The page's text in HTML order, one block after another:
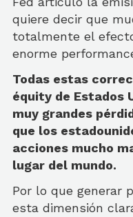
quiere decir que
totalmente el
enorme
Todas estas
équity de Estados
muy grandes
que los
acciones mucho
lugar del mundo.
Por lo que generar
esta dimensión